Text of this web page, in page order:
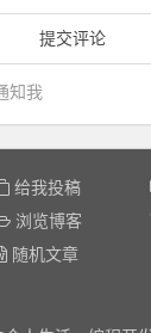
知我
给我投稿
浏览博客
随机文章